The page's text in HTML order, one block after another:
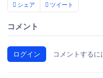
シェア ツイート
コメント
ログイン コメントするに